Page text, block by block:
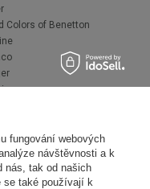
Colors of Benetton
fungování webových
návštěvnosti a k
nás, tak od našich
se také používají k